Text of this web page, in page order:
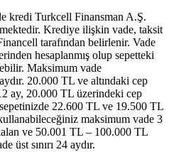
kredi Turkcell Finansman A.Ş.
Krediye ilişkin vade, taksit
tarafından belirlenir. Vade
hesaplanmış olup sepetteki
Maksimum vade
20.000 TL ve altındaki cep
ay, 20.000 TL üzerindeki cep
22.600 TL ve 19.500 TL
maksimum vade 3
ve 50.001 TL – 100.000 TL
üst sınırı 24 aydır.